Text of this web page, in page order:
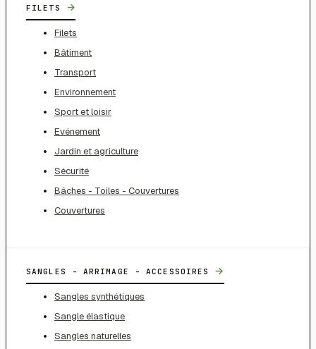
FILETS →
Filets
Bâtiment
Transport
Environnement
Sport et loisir
Evénement
Jardin et agriculture
Sécurité
Bâches - Toiles - Couvertures
Couvertures
SANGLES - ARRIMAGE - ACCESSOIRES →
Sangles synthétiques
Sangle élastique
Sangles naturelles